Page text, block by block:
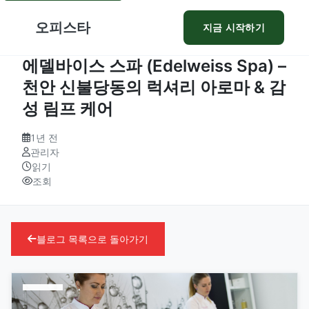
오피스타 지금 시작하기
에델바이스 스파 (Edelweiss Spa) –
천안 신불당동의 럭셔리 아로마 & 감
성 림프 케어
1년 전
관리자
읽기
조회
블로그 목록으로 돌아가기